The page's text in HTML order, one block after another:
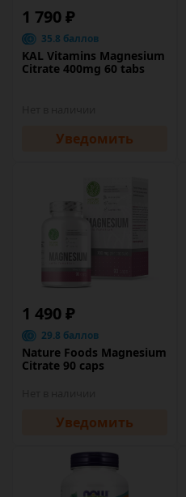
1 790 ₽
35.8 баллов
KAL Vitamins Magnesium
Citrate 400mg 60 tabs
Уведомить
1 490 ₽
29.8 баллов
Nature Foods Magnesium
Citrate 90 caps
Уведомить